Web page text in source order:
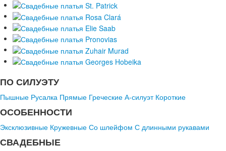
ПО СИЛУЭТУ
Пышные Русалка Прямые Греческие А-силуэт Короткие
ОСОБЕННОСТИ
Эксклюзивные Кружевные Со шлейфом С длинными рукавами
СВАДЕБНЫЕ